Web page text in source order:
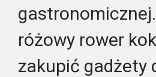
różowy rower
zakupić gadżety